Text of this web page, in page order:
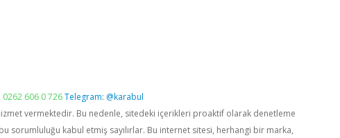
606 0 726Telegram: @karabul
hizmet vermektedir. Bu nedenle, sitedeki içerikleri proaktif olarak denetleme
sorumluluğu kabul etmiş sayılırlar. Bu internet sitesi, herhangi bir marka,